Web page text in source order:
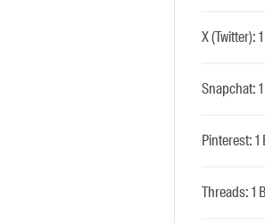
X (Twitter):
Snapchat:
Pinterest: 1
Threads: 1